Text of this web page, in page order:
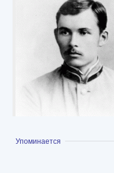
Показать
Упоминается